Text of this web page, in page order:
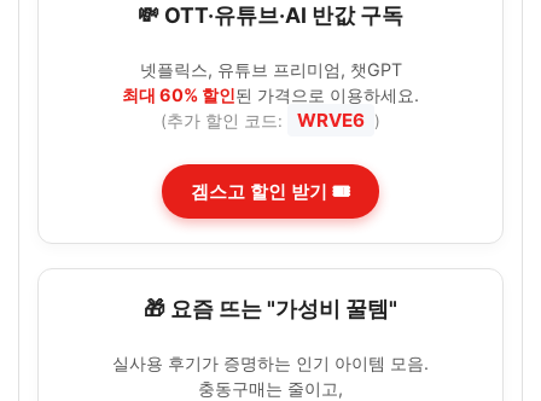
💸 OTT·유튜브·AI 반값 구독
넷플릭스, 유튜브 프리미엄, 챗GPT
최대 60% 할인된 가격으로 이용하세요.
(추가 할인 코드: WRVE6 )
겜스고 할인 받기 🎟️
🎁 요즘 뜨는 "가성비 꿀템"
실사용 후기가 증명하는 인기 아이템 모음.
충동구매는 줄이고,